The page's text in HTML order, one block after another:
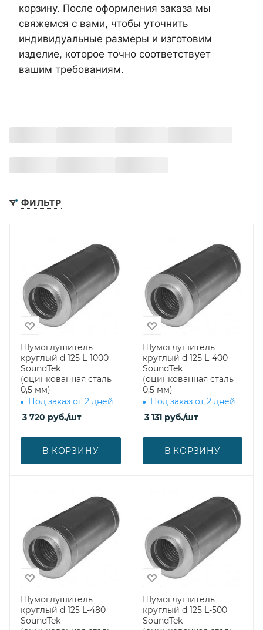
корзину. После оформления заказа мы
свяжемся с вами, чтобы уточнить
индивидуальные размеры и изготовим
изделие, которое точно соответствует
вашим требованиям.
ФИЛЬТР
Шумоглушитель
круглый d 125 L-1000
SoundTek
(оцинкованная сталь
0,5 мм)
Под заказ от 2 дней
3 720 руб./шт
В КОРЗИНУ
Шумоглушитель
круглый d 125 L-400
SoundTek
(оцинкованная сталь
0,5 мм)
Под заказ от 2 дней
3 131руб./шт
В КОРЗИНУ
Шумоглушитель
круглый d 125 L-480
SoundTek
Шумоглушитель
круглый d 125 L-500
SoundTek